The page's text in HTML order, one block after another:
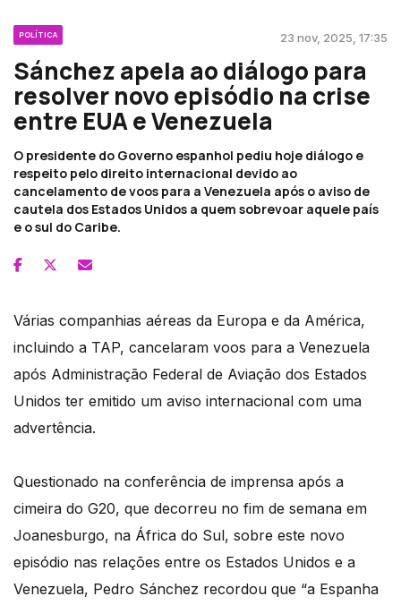
POLÍTICA 23 nov, 2025, 17:35
Sánchez apela ao diálogo para
resolver novo episódio na crise
entre EUA e Venezuela
O presidente do Governo espanhol pediu hoje diálogo e
respeito pelo direito internacional devido ao
cancelamento de voos para a Venezuela após o aviso de
cautela dos Estados Unidos a quem sobrevoar aquele país
e o sul do Caribe.
Várias companhias aéreas da Europa e da América,
incluindo a TAP, cancelaram voos para a Venezuela
após Administração Federal de Aviação dos Estados
Unidos ter emitido um aviso internacional com uma
advertência.
Questionado na conferência de imprensa após a
cimeira do G20, que decorreu no fim de semana em
Joanesburgo, na África do Sul, sobre este novo
episódio nas relações entre os Estados Unidos e a
Venezuela, Pedro Sánchez recordou que “a Espanha